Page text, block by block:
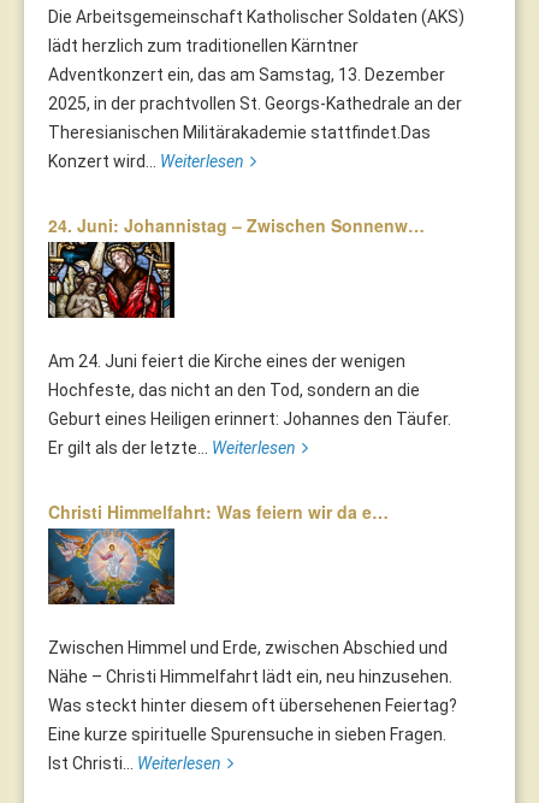
Die Arbeitsgemeinschaft Katholischer Soldaten (AKS)
lädt herzlich zum traditionellen Kärntner
Adventkonzert ein, das am Samstag, 13. Dezember
2025, in der prachtvollen St. Georgs-Kathedrale an der
Theresianischen Militärakademie stattfindet.Das
Konzert wird... Weiterlesen
24. Juni: Johannistag – Zwischen Sonnenw…
Am 24. Juni feiert die Kirche eines der wenigen
Hochfeste, das nicht an den Tod, sondern an die
Geburt eines Heiligen erinnert: Johannes den Täufer.
Er gilt als der letzte... Weiterlesen
Christi Himmelfahrt: Was feiern wir da e…
Zwischen Himmel und Erde, zwischen Abschied und
Nähe – Christi Himmelfahrt lädt ein, neu hinzusehen.
Was steckt hinter diesem oft übersehenen Feiertag?
Eine kurze spirituelle Spurensuche in sieben Fragen.
Ist Christi... Weiterlesen